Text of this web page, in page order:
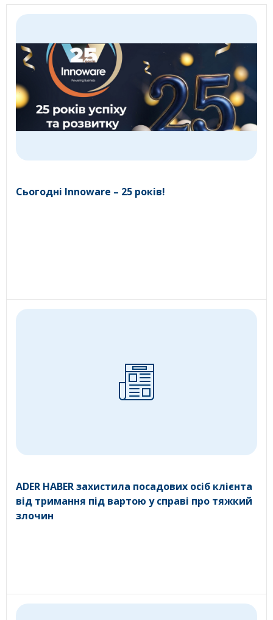
Сьогодні Innoware – 25 років!
ADER HABER захистила посадових осіб клієнта
від тримання під вартою у справі про тяжкий
злочин